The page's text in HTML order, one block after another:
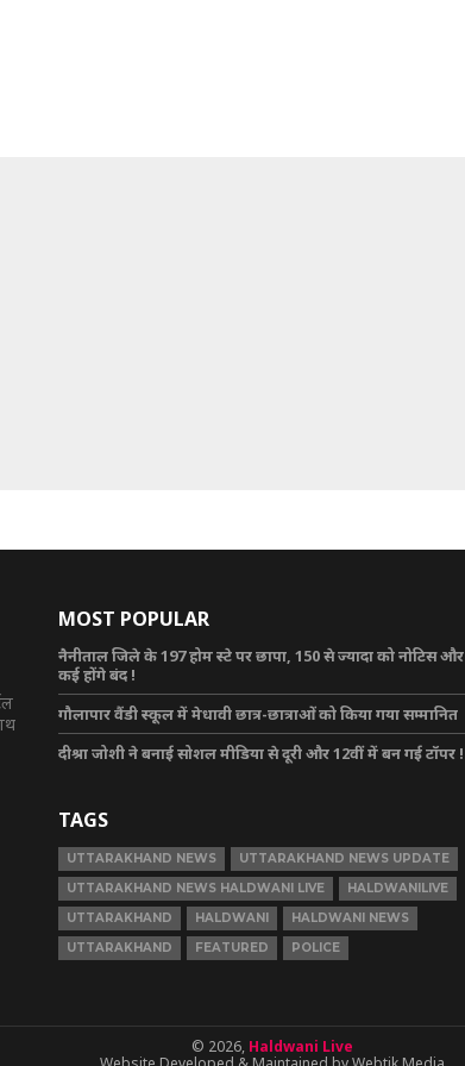
MOST POPULAR
नैनीताल जिले के 197 होम स्टे पर छापा, 150 से ज्यादा को नोटिस और
कई होंगे बंद !
गौलापार वैंडी स्कूल में मेधावी छात्र-छात्राओं को किया गया सम्मानित
दीश्रा जोशी ने बनाई सोशल मीडिया से दूरी और 12वीं में बन गई टॉपर !
TAGS
UTTARAKHAND NEWS
UTTARAKHAND NEWS UPDATE
UTTARAKHAND NEWS HALDWANI LIVE
HALDWANILIVE
UTTARAKHAND
HALDWANI
HALDWANI NEWS
UTTARAKHAND
FEATURED POLICE
© 2026, Haldwani Live